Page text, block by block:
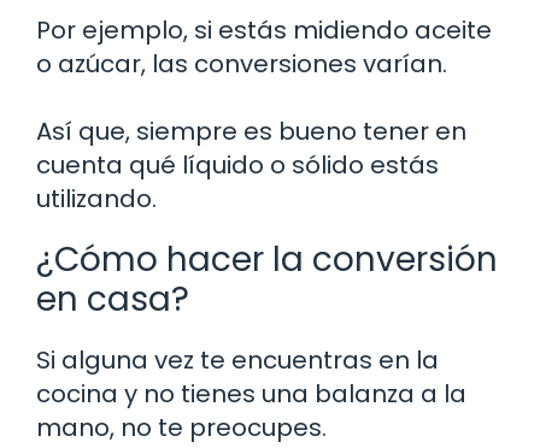
Por ejemplo, si estás midiendo aceite
o azúcar, las conversiones varían.
Así que, siempre es bueno tener en
cuenta qué líquido o sólido estás
utilizando.
¿Cómo hacer la conversión
en casa?
Si alguna vez te encuentras en la
cocina y no tienes una balanza a la
mano, no te preocupes.